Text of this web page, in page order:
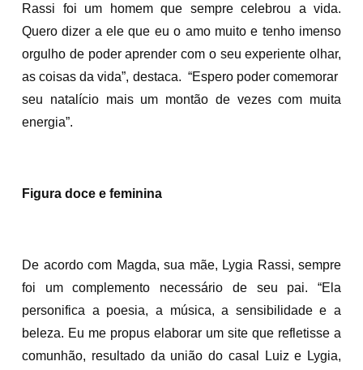
Rassi foi um homem que sempre celebrou a vida.
Quero dizer a ele que eu o amo muito e tenho imenso
orgulho de poder aprender com o seu experiente olhar,
as coisas da vida”, destaca. “Espero poder comemorar
seu natalício mais um montão de vezes com muita
energia”.
Figura doce e feminina
De acordo com Magda, sua mãe, Lygia Rassi, sempre
foi um complemento necessário de seu pai. “Ela
personifica a poesia, a música, a sensibilidade e a
beleza. Eu me propus elaborar um site que refletisse a
comunhão, resultado da união do casal Luiz e Lygia,